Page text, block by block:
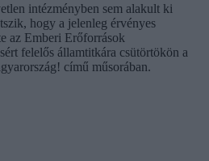
intézményben sem alakult ki
hogy a jelenleg érvényes
az Emberi Erőforrások
felelős államtitkára csütörtökön a
című műsorában.